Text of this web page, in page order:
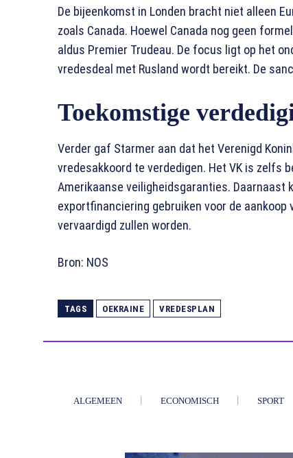
De bijeenkomst in Londen bracht niet alleen
zoals Canada. Hoewel Canada nog geen
aldus Premier Trudeau. De focus ligt op het
vredesdeal met Rusland wordt bereikt. De
Toekomstige
Verder gaf Starmer aan dat het Verenigd
vredesakkoord te verdedigen. Het VK is zelfs
Amerikaanse veiligheidsgaranties. Daarnaast
exportfinanciering gebruiken voor de
vervaardigd zullen worden.
Bron: NOS
TAGS OEKRAINE VREDESPLAN
ALGEMEEN ECONOMISCH SPORT